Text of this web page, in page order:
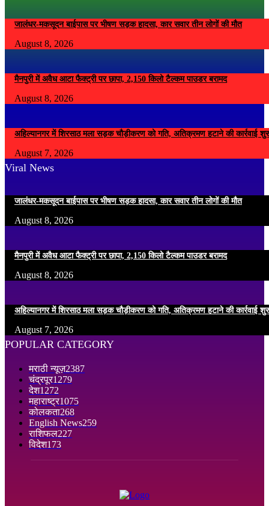
जालंधर-मकसूदन बाईपास पर भीषण सड़क हादसा, कार सवार तीन लोगों की मौत
August 8, 2026
मैनपुरी में अवैध आटा फैक्ट्री पर छापा, 2,150 किलो टैल्कम पाउडर बरामद
August 8, 2026
अहिल्यानगर में शिरसाठ मला सड़क चौड़ीकरण को गति, अतिक्रमण हटाने की कार्रवाई
August 7, 2026
Viral News
जालंधर-मकसूदन बाईपास पर भीषण सड़क हादसा, कार सवार तीन लोगों की मौत
August 8, 2026
मैनपुरी में अवैध आटा फैक्ट्री पर छापा, 2,150 किलो टैल्कम पाउडर बरामद
August 8, 2026
अहिल्यानगर में शिरसाठ मला सड़क चौड़ीकरण को गति, अतिक्रमण हटाने की कार्रवाई
August 7, 2026
POPULAR CATEGORY
मराठी न्यूज़2387
चंद्रपूर1279
देश1272
महाराष्ट्र1075
कोलकता268
English News259
राशिफल227
विदेश173